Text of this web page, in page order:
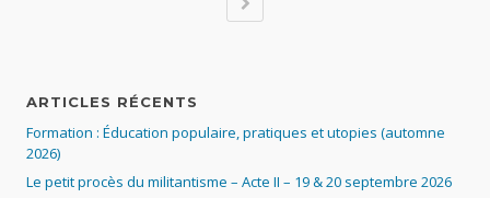
ARTICLES RÉCENTS
Formation : Éducation populaire, pratiques et utopies (automne
2026)
Le petit procès du militantisme – Acte II – 19 & 20 septembre 2026